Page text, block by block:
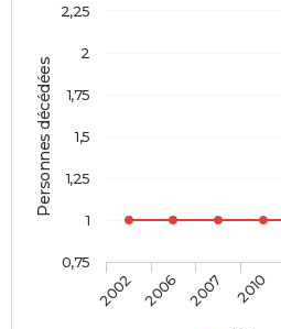
Personnes décédées
2002 2006 2007 2010
0,75
1
1,25
1,5
1,75
2
2,25